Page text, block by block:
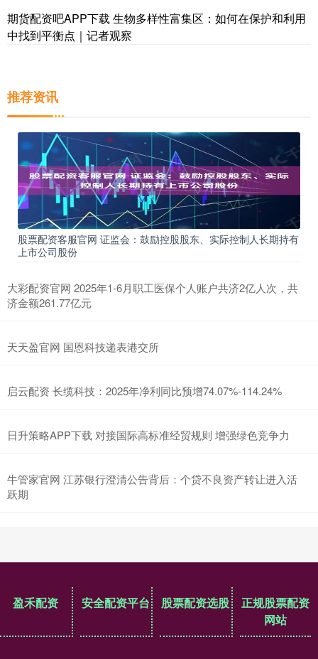
期货配资吧APP下载 生物多样性富集区：如何在保护和利用
中找到平衡点｜记者观察
推荐资讯
股票配资客服官网 证监会：鼓励控股股东、实际控制人长期持有
上市公司股份
大彩配资官网 2025年1-6月职工医保个人账户共济2亿人次，共
济金额261.77亿元
天天盈官网 国恩科技递表港交所
启云配资 长缆科技：2025年净利同比预增74.07%-114.24%
日升策略APP下载 对接国际高标准经贸规则 增强绿色竞争力
牛管家官网 江苏银行澄清公告背后：个贷不良资产转让进入活
跃期
盈禾配资 安全配资平台 股票配资选股
正规股票配资
网站